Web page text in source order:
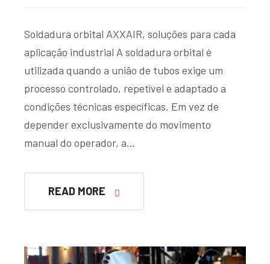
Soldadura orbital AXXAIR, soluções para cada
aplicação industrial A soldadura orbital é
utilizada quando a união de tubos exige um
processo controlado, repetível e adaptado a
condições técnicas específicas. Em vez de
depender exclusivamente do movimento
manual do operador, a…
READ MORE